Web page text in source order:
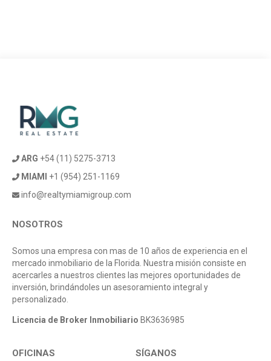
ARG +54 (11) 5275-3713
MIAMI
+1 (954) 251-1169
info@realtymiamigroup.com
NOSOTROS
Somos una empresa con mas de 10 años de experiencia en el
mercado inmobiliario de la Florida. Nuestra misión consiste en
acercarles a nuestros clientes las mejores oportunidades de
inversión, brindándoles un asesoramiento integral y
personalizado.
Licencia de Broker Inmobiliario BK3636985
OFICINAS SÍGANOS